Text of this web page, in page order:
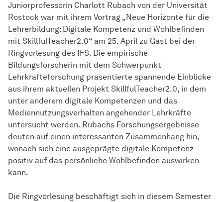
Juniorprofessorin Charlott Rubach von der Universität
Rostock war mit ihrem Vortrag „Neue Horizonte für die
Lehrerbildung: Digitale Kompetenz und Wohlbefinden
mit SkillfulTeacher2.0“ am 25. April zu Gast bei der
Ringvorlesung des IFS. Die empirische
Bildungsforscherin mit dem Schwerpunkt
Lehrkräfteforschung präsentierte spannende Einblicke
aus ihrem aktuellen Projekt SkillfulTeacher2.0, in dem
unter anderem digitale Kompetenzen und das
Mediennutzungsverhalten angehender Lehrkräfte
untersucht werden. Rubachs Forschungsergebnisse
deuten auf einen interessanten Zusammenhang hin,
wonach sich eine ausgeprägte digitale Kompetenz
positiv auf das persönliche Wohlbefinden auswirken
kann.
Die Ringvorlesung beschäftigt sich in diesem Semester